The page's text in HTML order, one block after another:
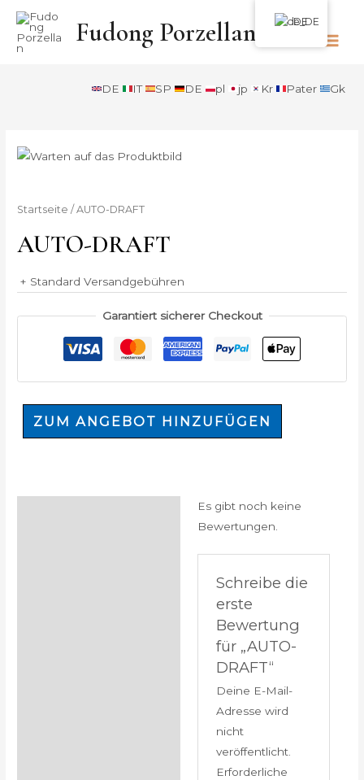
Zum
Inhalt
springen
Fudong Porzellan
DE IT SP DE pl jp Kr Pater Gk
Startseite / AUTO-DRAFT
AUTO-DRAFT
+ Standard Versandgebühren
Garantiert sicherer Checkout
ZUM ANGEBOT HINZUFÜGEN
Es gibt noch keine
Bewertungen.
Schreibe die
erste
Bewertung
für „AUTO-
DRAFT“
Deine E-Mail-
Adresse wird
nicht
veröffentlicht.
Erforderliche
DE